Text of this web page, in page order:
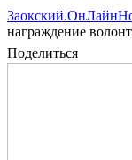
Заокский.ОнЛайн
награждение
Поделиться